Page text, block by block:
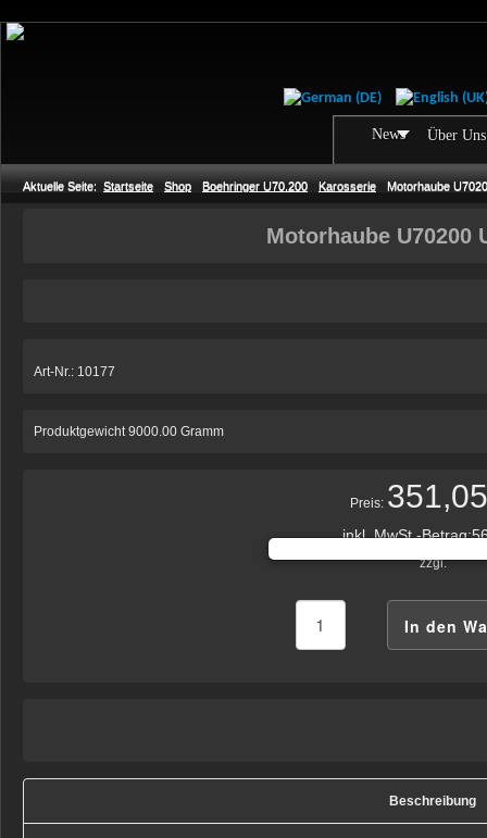
News Über Uns
Aktuelle Seite: Startseite Shop Boehringer U70.200 Karosserie Motorhaube
Motorhaube U70200
Art-Nr.: 10177
Produktgewicht 9000.00 Gramm
Preis:
inkl. MwSt.-Betrag:
zzgl.
Beschreibung